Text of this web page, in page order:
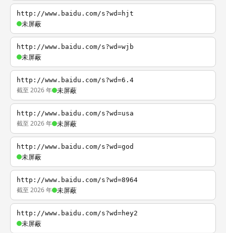
http://www.baidu.com/s?wd=hjt
未屏蔽
http://www.baidu.com/s?wd=wjb
未屏蔽
http://www.baidu.com/s?wd=6.4
截至 2026 年 未屏蔽
http://www.baidu.com/s?wd=usa
截至 2026 年 未屏蔽
http://www.baidu.com/s?wd=god
未屏蔽
http://www.baidu.com/s?wd=8964
截至 2026 年 未屏蔽
http://www.baidu.com/s?wd=hey2
未屏蔽